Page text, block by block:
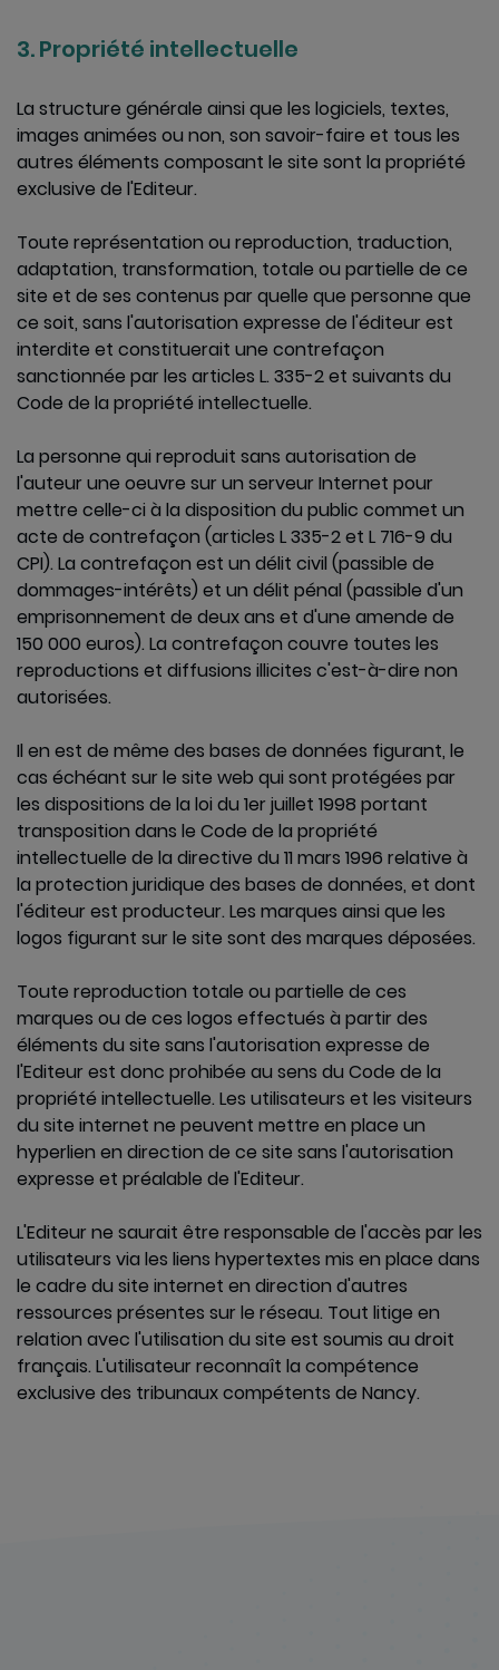
3. Propriété intellectuelle
La structure générale ainsi que les logiciels, textes,
images animées ou non, son savoir-faire et tous les
autres éléments composant le site sont la propriété
exclusive de l'Editeur.
Toute représentation ou reproduction, traduction,
adaptation, transformation, totale ou partielle de ce
site et de ses contenus par quelle que personne que
ce soit, sans l'autorisation expresse de l'éditeur est
interdite et constituerait une contrefaçon
sanctionnée par les articles L. 335-2 et suivants du
Code de la propriété intellectuelle.
La personne qui reproduit sans autorisation de
l'auteur une oeuvre sur un serveur Internet pour
mettre celle-ci à la disposition du public commet un
acte de contrefaçon (articles L 335-2 et L 716-9 du
CPI). La contrefaçon est un délit civil (passible de
dommages-intérêts) et un délit pénal (passible d'un
emprisonnement de deux ans et d'une amende de
150 000 euros). La contrefaçon couvre toutes les
reproductions et diffusions illicites c'est-à-dire non
autorisées.
Il en est de même des bases de données figurant, le
cas échéant sur le site web qui sont protégées par
les dispositions de la loi du 1er juillet 1998 portant
transposition dans le Code de la propriété
intellectuelle de la directive du 11 mars 1996 relative à
la protection juridique des bases de données, et dont
l'éditeur est producteur. Les marques ainsi que les
logos figurant sur le site sont des marques déposées.
Toute reproduction totale ou partielle de ces
marques ou de ces logos effectués à partir des
éléments du site sans l'autorisation expresse de
l'Editeur est donc prohibée au sens du Code de la
propriété intellectuelle. Les utilisateurs et les visiteurs
du site internet ne peuvent mettre en place un
hyperlien en direction de ce site sans l'autorisation
expresse et préalable de l'Editeur.
L'Editeur ne saurait être responsable de l'accès par les
utilisateurs via les liens hypertextes mis en place dans
le cadre du site internet en direction d'autres
ressources présentes sur le réseau. Tout litige en
relation avec l'utilisation du site est soumis au droit
français. L'utilisateur reconnaît la compétence
exclusive des tribunaux compétents de Nancy.